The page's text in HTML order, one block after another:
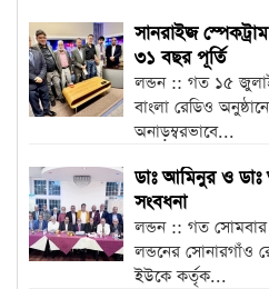
সানরাইজ
৩১ বছর পূর্তি
লন্ডন :: গত ১৫
বাংলা রেডিও
অনাড়ম্বরভাবে...
ডাঃ আমিনুর ও
সংবধনা
লন্ডন :: গত সোমবার
লন্ডনের সোনারগাঁও
ইউকে কর্তৃক...